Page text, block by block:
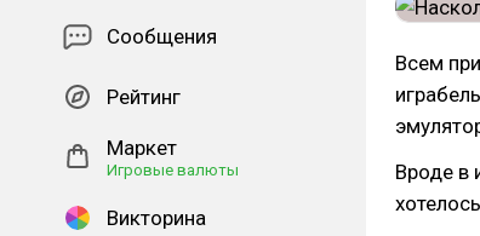
Сообщения
Рейтинг
Маркет
Игровые валюты
Викторина
Всем
Вроде в